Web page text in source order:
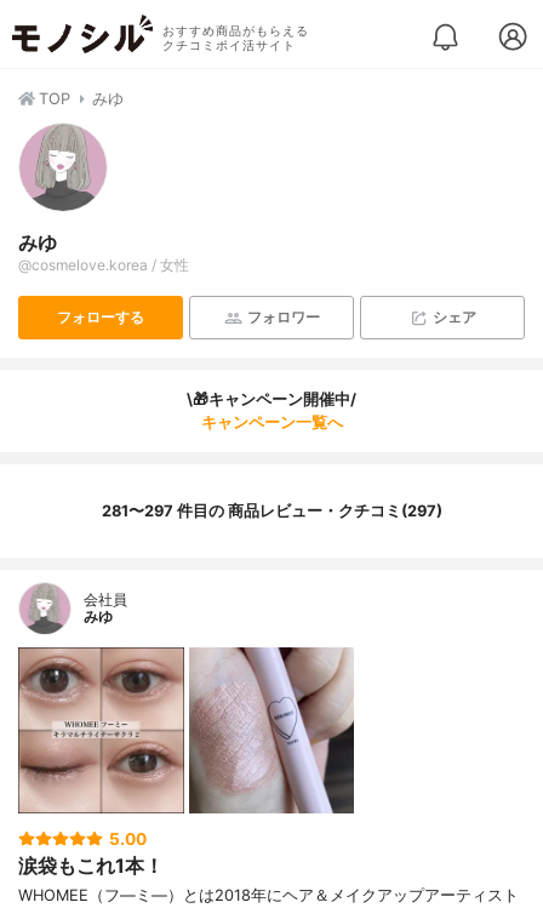
おすすめ商品がもらえる
クチコミポイ活サイト
TOP みゆ
みゆ
@cosmelove.korea / 女性
フォローする フォロワー シェア
\🎁キャンペーン開催中/
キャンペーン一覧へ
281〜297 件目の 商品レビュー・クチコミ(297)
会社員
みゆ
5.00
涙袋もこれ1本！
WHOMEE（フ―ミ―）とは2018年にヘア＆メイクアップアーティスト